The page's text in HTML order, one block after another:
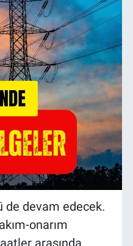
de devam edecek.
onarım